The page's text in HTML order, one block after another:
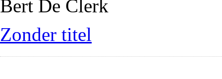
Bert De Clerk
Zonder titel